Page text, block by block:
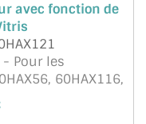
avec fonction de
- Pour les
60HAX116,
(la même
vos vitrines).